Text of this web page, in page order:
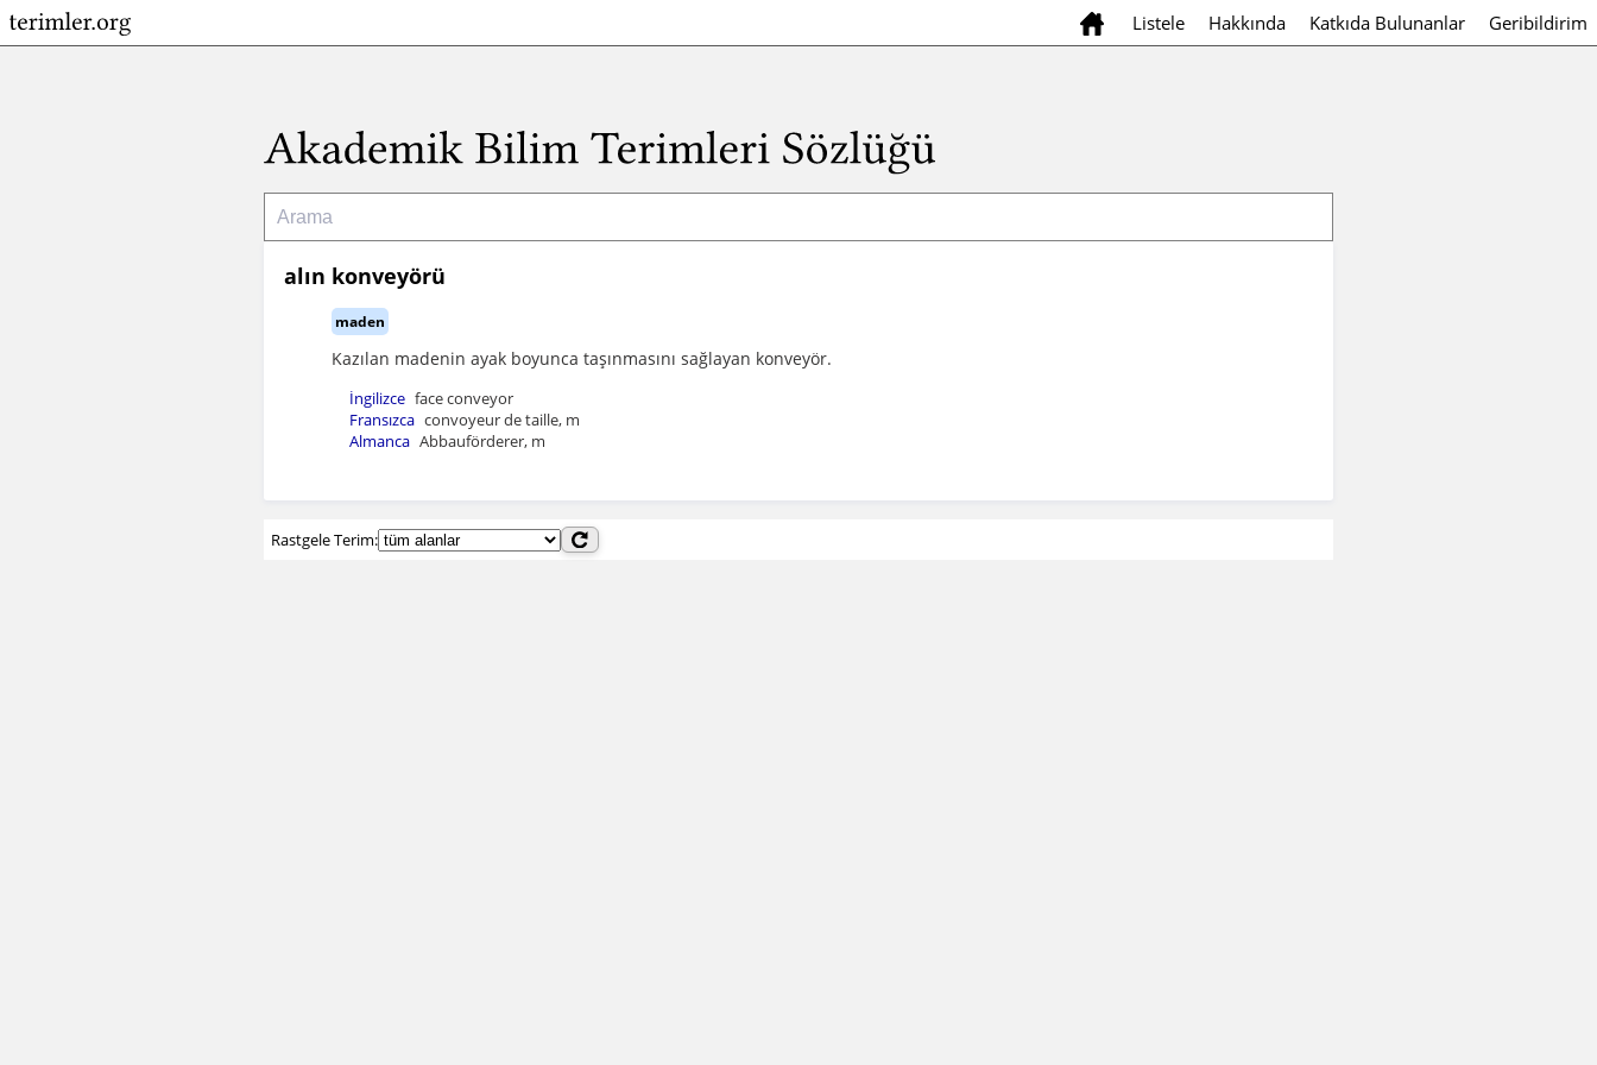
Listele Hakkında Katkıda Bulunanlar Geribildirim
alın konveyörü
maden
Kazılan madenin ayak boyunca taşınmasını sağlayan konveyör.
İngilizce face conveyor
Fransızca convoyeur de taille, m
Almanca Abbauförderer, m
Rastgele Terim: